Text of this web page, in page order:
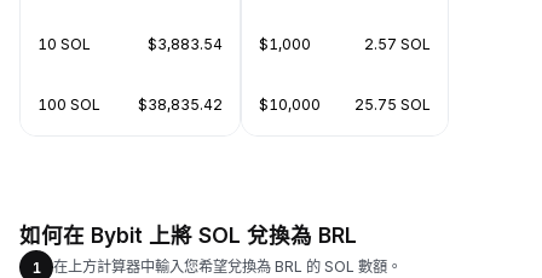
10 SOL $3,883.54
100 SOL $38,835.42
$1,000 2.57 SOL
$10,000 25.75 SOL
如何在 Bybit 上將 SOL 兌換為 BRL
1
在上方計算器中輸入您希望兌換為 BRL 的 SOL 數額。